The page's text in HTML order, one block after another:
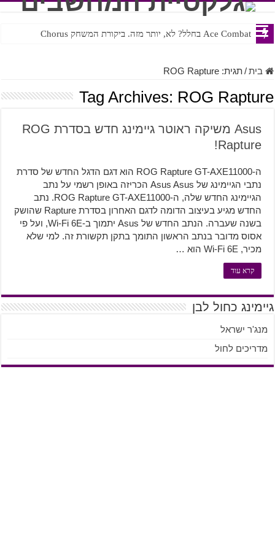
Ace Combat בחלל? לא, יותר מזה. ביקורת המשחק Chorus
Steven Universe והשירים שתורגמו בצורה נוראית לעברית
בית/תגית:ROG Rapture
Tag Archives: ROG Rapture
Asus משיקה ראוטר גיימינג חדש בסדרת ROG
Rapture!
ה-ROG Rapture GT-AXE11000 הוא דגם הדגל החדש של סדרת
נתבי הגיימינג של Asus Asus הכריזה באופן רשמי על נתב
הגיימינג החדש שלה, ה-ROG Rapture GT-AXE11000. נתב
החדש מגיע בעיצוב הדומה לדגם האחרון בסדרת Rapture שהושק
בשנה שעברה. הנתב החדש של Asus יתמוך ב-Wi-Fi 6E, ועל פי
אסוס מדובר בנתב הראשון התומך בתקן תקשורת זה. למי שלא
מכיר, Wi-Fi 6E הוא …
קרא עוד
גיימינג כחול לבן
מנג'ר ישראל
מדריכים לחול